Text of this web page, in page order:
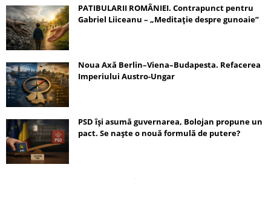
PATIBULARII ROMÂNIEI. Contrapunct pentru
Gabriel Liiceanu – „Meditație despre gunoaie”
Noua Axă Berlin–Viena–Budapesta. Refacerea
Imperiului Austro-Ungar
PSD își asumă guvernarea, Bolojan propune un
pact. Se naște o nouă formulă de putere?